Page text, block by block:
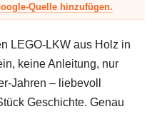
Quelle hinzufügen.
LEGO-LKW aus Holz in
keine Anleitung, nur
Jahren – liebevoll
Geschichte. Genau